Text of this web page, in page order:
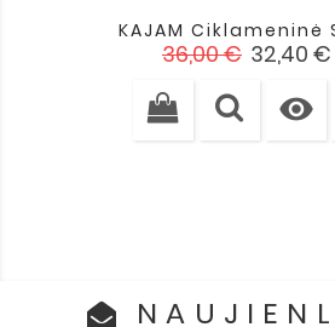
KAJAM Ciklameninė
Įprasta
36,00 € Kaina
32,40 €
